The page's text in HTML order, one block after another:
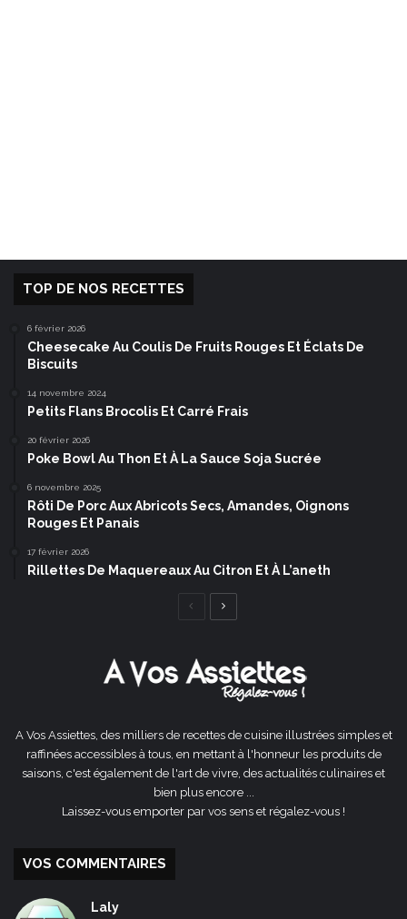
TOP DE NOS RECETTES
6 février 2026
Cheesecake Au Coulis De Fruits Rouges Et Éclats De
Biscuits
14 novembre 2024
Petits Flans Brocolis Et Carré Frais
20 février 2026
Poke Bowl Au Thon Et À La Sauce Soja Sucrée
6 novembre 2025
Rôti De Porc Aux Abricots Secs, Amandes, Oignons
Rouges Et Panais
17 février 2026
Rillettes De Maquereaux Au Citron Et À L’aneth
Page
A Vos Assiettes, des milliers de recettes de cuisine illustrées simples et
raffinées accessibles à tous, en mettant à l'honneur les produits de
saisons, c'est également de l'art de vivre, des actualités culinaires et
bien plus encore ...
Laissez-vous emporter par vos sens et régalez-vous !
VOS COMMENTAIRES
Laly